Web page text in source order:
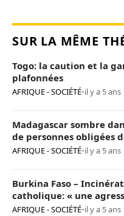
SUR LA MÊME
Togo: la caution et la
plafonnées
AFRIQUE - SOCIÉTÉ•il y a 5 ans
Madagascar sombre
de personnes obligées
AFRIQUE - SOCIÉTÉ•il y a 5 ans
Burkina Faso –
catholique: « une
provocation de trop »
AFRIQUE - SOCIÉTÉ•il y a 5 ans